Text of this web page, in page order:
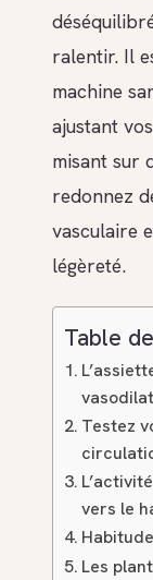
ralentir. Il
machine
ajustant
misant sur
redonnez
vasculaire
légèreté.
Table
Testez
vers le
Les